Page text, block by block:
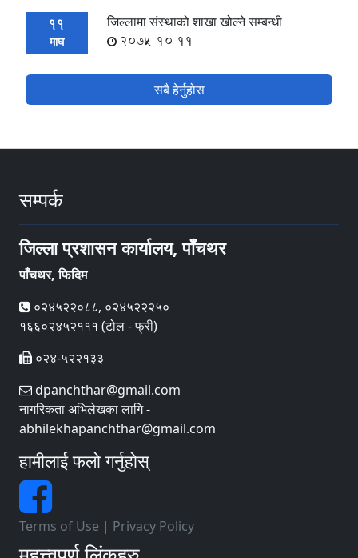
11
माघ
जिल्लामा संस्थाको शाखा खोल्ने सम्बन्धी
2075-10-11
सबै हेर्नुहोस
सम्पर्क
जिल्ला प्रशासन कार्यालय, पाँचथर
पाँचथर, फिदिम
०२४५२२०८८, ०२४५२२२५०
१६६०२४५२१११ (टोल - फ्री)
०२४-५२२१३३
dpanchthar@gmail.com
नागरिकता अभिलेखका लागि -
abhilekhapanchthar@gmail.com
हामीलाई फलो गर्नुहोस्
Terms of Use | Privacy Policy